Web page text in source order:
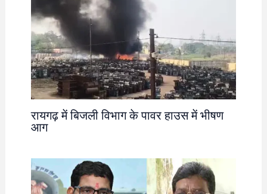
रायगढ़ में बिजली विभाग के पावर हाउस में भीषण
आग